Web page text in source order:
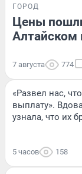
ГОРОД
Цены
Алтайском
7 августа 774
«Развел нас,
выплату».
узнала, что их
5 часов 158